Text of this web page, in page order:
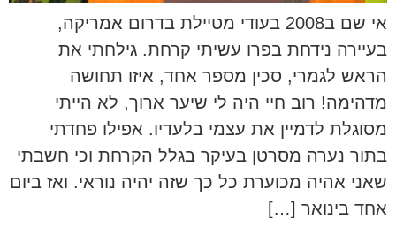
אי שם ב2008 בעודי מטיילת בדרום אמריקה,
בעיירה נידחת בפרו עשיתי קרחת. גילחתי את
הראש לגמרי, סכין מספר אחד, איזו תחושה
מדהימה! רוב חיי היה לי שיער ארוך, לא הייתי
מסוגלת לדמיין את עצמי בלעדיו. אפילו פחדתי
בתור נערה מסרטן בעיקר בגלל הקרחת וכי חשבתי
שאני אהיה מכוערת כל כך שזה יהיה נוראי. ואז ביום
אחד בינואר […]